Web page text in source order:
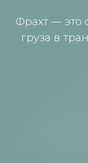
Фрaхт — этo
грузa в